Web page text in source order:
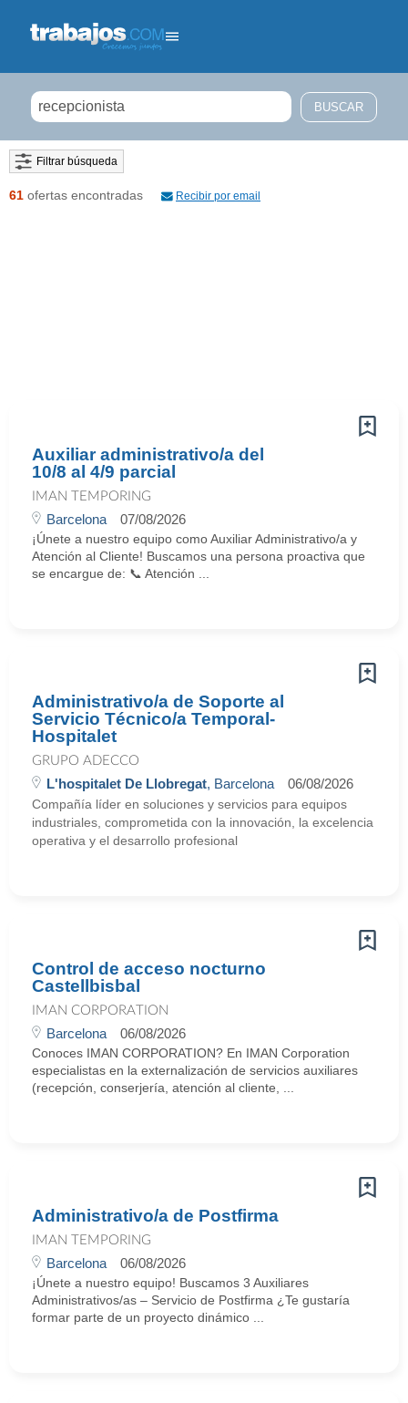
Filtrar búsqueda
61 ofertas encontradas Recibir por email
Auxiliar administrativo/a del
10/8 al 4/9 parcial
IMAN TEMPORING
Barcelona 07/08/2026
¡Únete a nuestro equipo como Auxiliar Administrativo/a y
Atención al Cliente! Buscamos una persona proactiva que
se encargue de: 📞 Atención ...
Administrativo/a de Soporte al
Servicio Técnico/a Temporal-
Hospitalet
GRUPO ADECCO
L'hospitalet De Llobregat, Barcelona 06/08/2026
Compañía líder en soluciones y servicios para equipos
industriales, comprometida con la innovación, la excelencia
operativa y el desarrollo profesional
Control de acceso nocturno
Castellbisbal
IMAN CORPORATION
Barcelona 06/08/2026
Conoces IMAN CORPORATION? En IMAN Corporation
especialistas en la externalización de servicios auxiliares
(recepción, conserjería, atención al cliente, ...
Administrativo/a de Postfirma
IMAN TEMPORING
Barcelona 06/08/2026
¡Únete a nuestro equipo! Buscamos 3 Auxiliares
Administrativos/as – Servicio de Postfirma ¿Te gustaría
formar parte de un proyecto dinámico ...